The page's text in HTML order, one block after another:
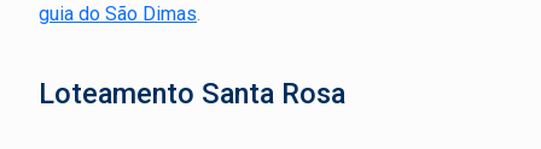
guia do São Dimas.
Loteamento Santa Rosa